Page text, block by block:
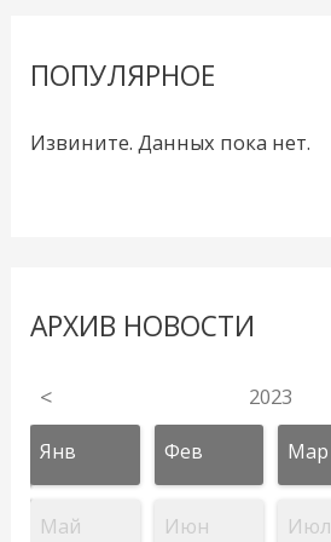
ПОПУЛЯРНОЕ
Извините. Данных пока нет.
АРХИВ НОВОСТИ
< 2023
Янв Фев Мар
Май Июн Июл